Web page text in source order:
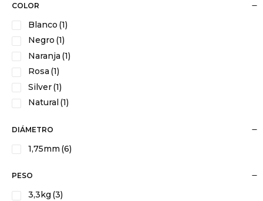
COLOR
Blanco (1)
Negro (1)
Naranja (1)
Rosa (1)
Silver(1)
Natural (1)
DIÁMETRO
1,75mm (6)
PESO
3,3kg (3)